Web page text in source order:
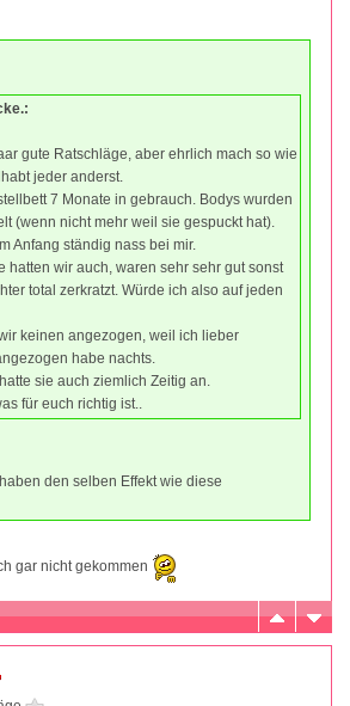
gute Ratschläge, aber ehrlich mach so wie
jeder anderst.
7 Monate in gebrauch. Bodys wurden
(wenn nicht mehr weil sie gespuckt hat).
Anfang ständig nass bei mir.
hatten wir auch, waren sehr sehr gut sonst
total zerkratzt. Würde ich also auf jeden
keinen angezogen, weil ich lieber
habe nachts.
sie auch ziemlich Zeitig an.
für euch richtig ist..
den selben Effekt wie diese
gar nicht gekommen